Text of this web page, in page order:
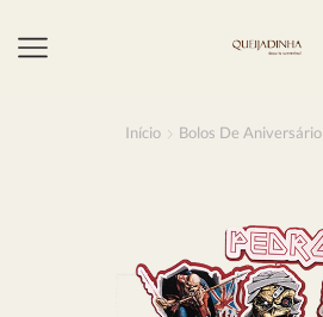
Início Bolos De Aniversário